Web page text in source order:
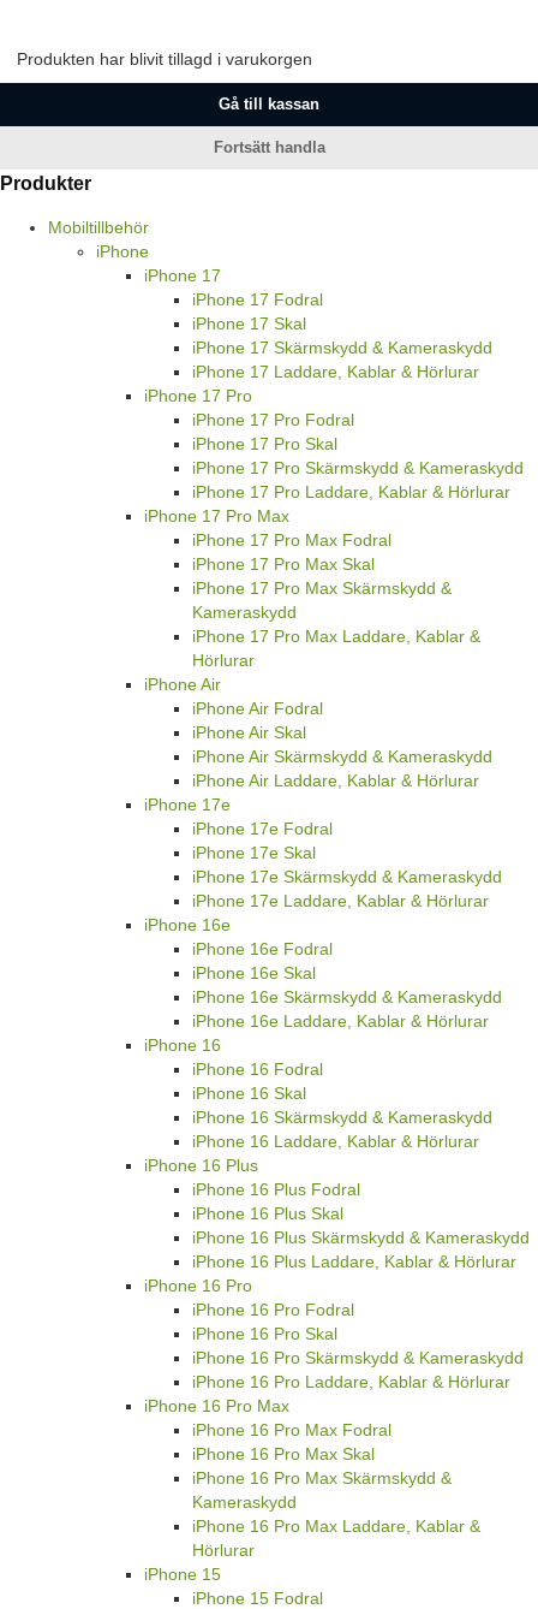
Produkten har blivit tillagd i varukorgen
Gå till kassan
Fortsätt handla
Produkter
Mobiltillbehör
iPhone
iPhone 17
iPhone 17 Fodral
iPhone 17 Skal
iPhone 17 Skärmskydd & Kameraskydd
iPhone 17 Laddare, Kablar & Hörlurar
iPhone 17 Pro
iPhone 17 Pro Fodral
iPhone 17 Pro Skal
iPhone 17 Pro Skärmskydd & Kameraskydd
iPhone 17 Pro Laddare, Kablar & Hörlurar
iPhone 17 Pro Max
iPhone 17 Pro Max Fodral
iPhone 17 Pro Max Skal
iPhone 17 Pro Max Skärmskydd &
Kameraskydd
iPhone 17 Pro Max Laddare, Kablar &
Hörlurar
iPhone Air
iPhone Air Fodral
iPhone Air Skal
iPhone Air Skärmskydd & Kameraskydd
iPhone Air Laddare, Kablar & Hörlurar
iPhone 17e
iPhone 17e Fodral
iPhone 17e Skal
iPhone 17e Skärmskydd & Kameraskydd
iPhone 17e Laddare, Kablar & Hörlurar
iPhone 16e
iPhone 16e Fodral
iPhone 16e Skal
iPhone 16e Skärmskydd & Kameraskydd
iPhone 16e Laddare, Kablar & Hörlurar
iPhone 16
iPhone 16 Fodral
iPhone 16 Skal
iPhone 16 Skärmskydd & Kameraskydd
iPhone 16 Laddare, Kablar & Hörlurar
iPhone 16 Plus
iPhone 16 Plus Fodral
iPhone 16 Plus Skal
iPhone 16 Plus Skärmskydd & Kameraskydd
iPhone 16 Plus Laddare, Kablar & Hörlurar
iPhone 16 Pro
iPhone 16 Pro Fodral
iPhone 16 Pro Skal
iPhone 16 Pro Skärmskydd & Kameraskydd
iPhone 16 Pro Laddare, Kablar & Hörlurar
iPhone 16 Pro Max
iPhone 16 Pro Max Fodral
iPhone 16 Pro Max Skal
iPhone 16 Pro Max Skärmskydd &
Kameraskydd
iPhone 16 Pro Max Laddare, Kablar &
Hörlurar
iPhone 15
iPhone 15 Fodral